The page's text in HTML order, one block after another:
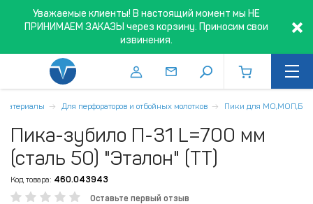
Уважаемые клиенты! В настоящий момент мы НЕ
ПРИНИМАЕМ ЗАКАЗЫ через корзину. Приносим свои
извинения.
материалы Для перфораторов и отбойных молотков Пики для МО,МОП,Б
Пика-зубило П-31 L=700 мм
(сталь 50) "Эталон" (ТТ)
Код товара: 460.043943
Оставьте первый отзыв